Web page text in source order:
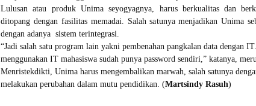
Lulusan atau produk Unima seyogyagnya, harus berkualitas dan
ditopang dengan fasilitas memadai. Salah satunya menjadikan Unima
dengan adanya sistem terintegrasi.
“Jadi salah satu program lain yakni pembenahan pangkalan data dengan
menggunakan IT mahasiswa sudah punya password sendiri,” katanya,
Menristekdikti, Unima harus mengembalikan marwah, salah satunya
melakukan perubahan dalam mutu pendidikan. (Martsindy Rasuh)